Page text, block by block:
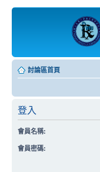
討論區首頁
登入
會員名稱:
會員密碼: